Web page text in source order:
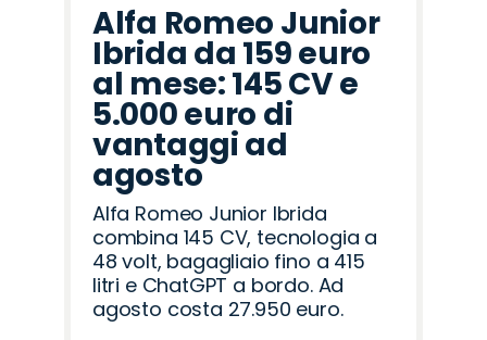
Alfa Romeo Junior
Ibrida da 159 euro
al mese: 145 CV e
5.000 euro di
vantaggi ad
agosto
Alfa Romeo Junior Ibrida
combina 145 CV, tecnologia a
48 volt, bagagliaio fino a 415
litri e ChatGPT a bordo. Ad
agosto costa 27.950 euro.